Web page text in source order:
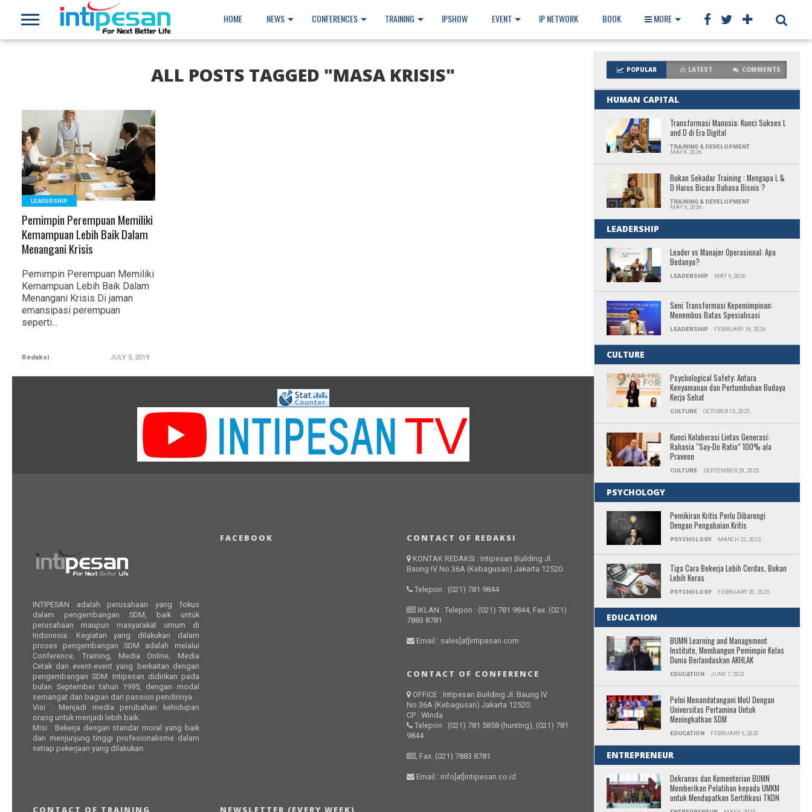
HOME NEWS CONFERENCES TRAINING IPSHOW EVENT IP NETWORK BOOK MORE
ALL POSTS TAGGED "MASA KRISIS"
READ MORE
LEADERSHIP
Pemimpin Perempuan Memiliki
Kemampuan Lebih Baik Dalam
Menangani Krisis
Pemimpin Perempuan Memiliki
Kemampuan Lebih Baik Dalam
Menangani Krisis Di jaman
emansipasi perempuan
seperti...
Redaksi JULY 5, 2019
POPULAR LATEST COMMENTS
HUMAN CAPITAL
Transformasi Manusia: Kunci Sukses L
and D di Era Digital
TRAINING & DEVELOPMENT
MAY 8, 2026
Bukan Sekadar Training : Mengapa L &
D Harus Bicara Bahasa Bisnis ?
TRAINING & DEVELOPMENT
MAY 6, 2026
LEADERSHIP
Leader vs Manajer Operasional: Apa
Bedanya?
LEADERSHIP MAY 6, 2026
Seni Transformasi Kepemimpinan:
Menembus Batas Spesialisasi
LEADERSHIP FEBRUARY 18, 2026
CULTURE
Psychological Safety: Antara
Kenyamanan dan Pertumbuhan Budaya
Kerja Sehat
CULTURE OCTOBER 15, 2025
Kunci Kolaborasi Lintas Generasi:
Rahasia “Say-Do Ratio” 100% ala
Praveen
CULTURE SEPTEMBER 29, 2025
PSYCHOLOGY
Pemikiran Kritis Perlu Dibarengi
Dengan Pengabaian Kritis
PSYCHOLOGY MARCH 22, 2023
Tiga Cara Bekerja Lebih Cerdas, Bukan
Lebih Keras
PSYCHOLOGY FEBRUARY 20, 2023
EDUCATION
BUMN Learning and Management
Institute, Membangun Pemimpin Kelas
Dunia Berlandaskan AKHLAK
EDUCATION JUNE 7, 2021
Pelni Menandatangani MoU Dengan
Universitas Pertamina Untuk
Meningkatkan SDM
EDUCATION FEBRUARY 5, 2020
ENTREPRENEUR
Dekranas dan Kementerian BUMN
Memberikan Pelatihan kepada UMKM
untuk Mendapatkan Sertifikasi TKDN
INTIPESAN adalah perusahaan yang fokus
dalam pengembangan SDM, baik untuk
perusahaan maupun masyarakat umum di
Indonesia. Kegiatan yang dilakukan dalam
proses pengembangan SDM adalah melalui
Conference, Training, Media Online, Media
Cetak dan event-event yang berkaitan dengan
pengembangan SDM. Intipesan didirikan pada
bulan September tahun 1995, dengan modal
semangat dan bagian dari passion pendirinya.
Visi : Menjadi media perubahan kehidupan
orang untuk menjadi lebih baik.
Misi : Bekerja dengan standar moral yang baik
dan menjunjung tinggi profesionalisme dalam
setiap pekerjaan yang dilakukan.
FACEBOOK CONTACT OF REDAKSI
KONTAK REDAKSI : Intipesan Building Jl.
Baung IV No.36A (Kebagusan) Jakarta 12520.
Telepon : (021) 781 9844
IKLAN : Telepon : (021) 781 9844, Fax. (021)
7883 8781
Email : sales[at]intipesan.com
CONTACT OF CONFERENCE
OFFICE : Intipesan Building Jl. Baung IV
No.36A (Kebagusan) Jakarta 12520.
CP : Winda
Telepon : (021) 781 5858 (hunting), (021) 781
9844
, Fax. (021) 7883 8781
Email : info[at]intipesan.co.id
CONTACT OF TRAINING NEWSLETTER (EVERY WEEK)